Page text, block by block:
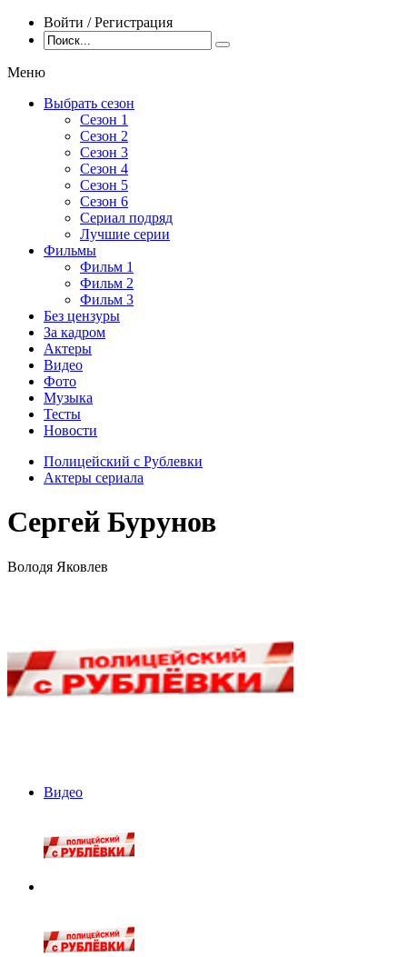
Войти / Регистрация
Меню
Выбрать сезон
Сезон 1
Сезон 2
Сезон 3
Сезон 4
Сезон 5
Сезон 6
Сериал подряд
Лучшие серии
Фильмы
Фильм 1
Фильм 2
Фильм 3
Без цензуры
За кадром
Актеры
Видео
Фото
Музыка
Тесты
Новости
Полицейский с Рублевки
Актеры сериала
Сергей Бурунов
Володя Яковлев
Видео